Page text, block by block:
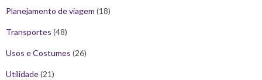
Planejamento de viagem (18)
Transportes (48)
Usos e Costumes (26)
Utilidade(21)